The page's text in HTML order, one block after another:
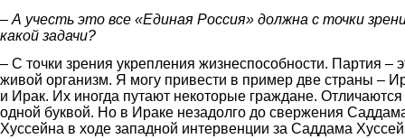
– А учесть это все «Единая Россия» должна с точки
какой задачи?
– С точки зрения укрепления жизнеспособности. Партия –
живой организм. Я могу привести в пример две страны –
и Ирак. Их иногда путают некоторые граждане. Отличаются
одной буквой. Но в Ираке незадолго до свержения
Хуссейна в ходе западной интервенции за Саддама